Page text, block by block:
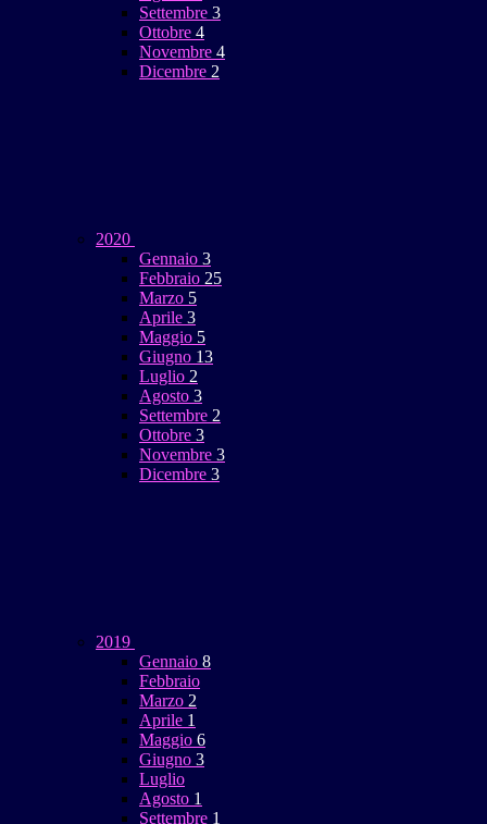
Settembre 3
Ottobre 4
Novembre 4
Dicembre 2
2020
Gennaio 3
Febbraio 25
Marzo 5
Aprile 3
Maggio 5
Giugno 13
Luglio 2
Agosto 3
Settembre 2
Ottobre 3
Novembre 3
Dicembre 3
2019
Gennaio 8
Febbraio
Marzo 2
Aprile 1
Maggio 6
Giugno 3
Luglio
Agosto 1
Settembre 1